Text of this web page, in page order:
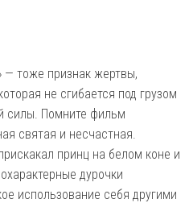
— тоже признак жертвы,
не сгибается под грузом
силы. Помните фильм
святая и несчастная.
принц на белом коне и
дурочки
использование себя другими